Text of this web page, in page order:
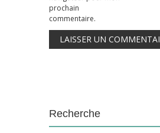
prochain
commentaire.
Recherche